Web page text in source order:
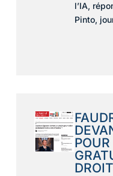
l’IA,
Pinto,